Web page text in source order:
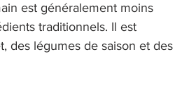
est généralement moins
traditionnels. Il est
des légumes de saison et des